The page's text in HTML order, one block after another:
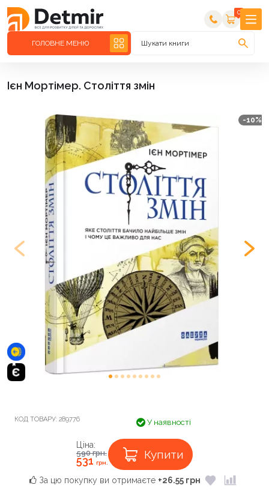
0
ГОЛОВНЕ МЕНЮ Шукати книги
Ієн Мортімер. Століття змін
-10%
КОД ТОВАРУ: 289776 У наявності
Ціна:
590грн.
531грн.
Купити
За цю покупку ви отримаєте +26.55 грн